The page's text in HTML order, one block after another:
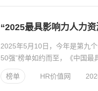
“2025最具影响力人力
2025年5月10日，今年是第九
50强”榜单如约而至，《中国
众多企业、研究机构...
榜单
HR价值网